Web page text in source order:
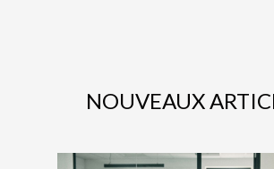
NOUVEAUX